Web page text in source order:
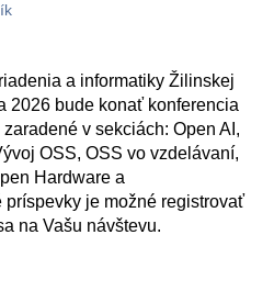
a informatiky Žilinskej
2026 bude konať konferencia
v sekciách: Open AI,
OSS, OSS vo vzdelávaní,
Hardware a
je možné registrovať
na Vašu návštevu.